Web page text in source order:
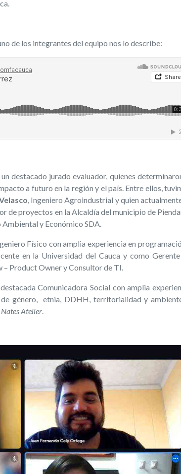
uno de los integrantes del equipo nos lo describe:
destacado jurado evaluador, quienes
a futuro en la región y el país. Entre ellos,
, Ingeniero Agroindustrial y quien
de proyectos en la Alcaldía del municipio de
y Económico SDA.
Físico con amplia experiencia en
en la Universidad del Cauca y como
Product Owner y Consultor de TI.
, destacada Comunicadora Social con amplia
género, etnia, DDHH, territorialidad y
Nates Atelier